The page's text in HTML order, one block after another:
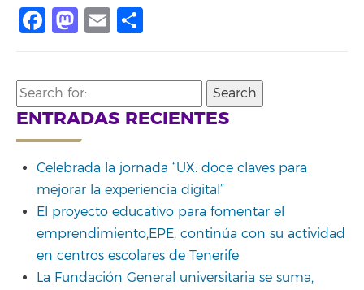
Facebook
Mastodon
Email
Search
for:
ENTRADAS RECIENTES
Celebrada la jornada “UX: doce claves para
mejorar la experiencia digital”
El proyecto educativo para fomentar el
emprendimiento,EPE, continúa con su actividad
en centros escolares de Tenerife
La Fundación General universitaria se suma,